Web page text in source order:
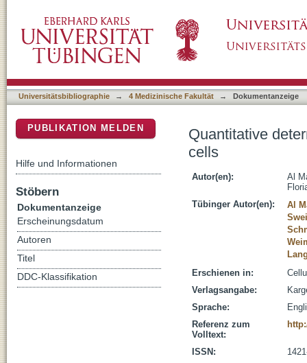
Universitätsbibliographie → 4 Medizinische Fakultät → Dokumentanzeige
Quantitative
cells
Autor(en):
Al
Tübinger Autor(en):
Al
Erschienen in:
Verlagsangabe:
Sprache:
Referenz zum
Volltext:
ISSN:
PUBLIKATION MELDEN
Hilfe und Informationen
Stöbern
Dokumentanzeige
Erscheinungsdatum
Autoren
Titel
DDC-Klassifikation